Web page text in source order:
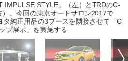
IMPULSE STYLE」（左）とTRDのC-
。今回の東京オートサロン2017で
タ純正用品の3ブースを隣接させて「C
プ展示」を実施する